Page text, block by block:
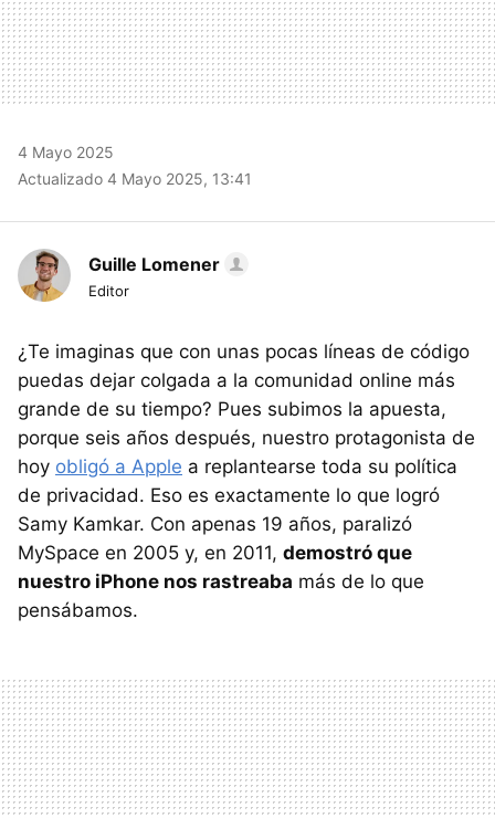
4 Mayo 2025
Actualizado 4 Mayo 2025, 13:41
Guille Lomener
Editor
¿Te imaginas que con unas pocas líneas de código
puedas dejar colgada a la comunidad online más
grande de su tiempo? Pues subimos la apuesta,
porque seis años después, nuestro protagonista de
hoy obligó a Apple a replantearse toda su política
de privacidad. Eso es exactamente lo que logró
Samy Kamkar. Con apenas 19 años, paralizó
MySpace en 2005 y, en 2011, demostró que
nuestro iPhone nos rastreaba más de lo que
pensábamos.